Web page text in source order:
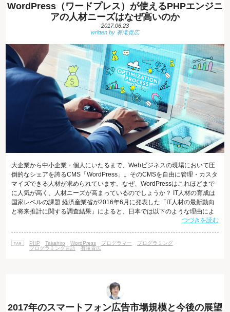
WordPress（ワードプレス）が使えるPHPエンジニ
アの人材ニーズはなぜ高いのか
2017.06.23
大企業から中小企業・個人にいたるまで、Webビジネスの現場において圧
倒的なシェアを誇るCMS「WordPress」。そのCMSを自由に管理・カスタ
マイズできる人材が求められています。なぜ、WordPressはこれほどまで
に人気が高く、人材ニーズが高まっているのでしょうか？ IT人材の育成は
国家レベルの課題 経済産業省が2016年6月に発表した「IT人材の最新動向
と将来推計に関する調査結果」によると、日本では以下のような理由によ
り、IT人材の不足が改めて問題となっています。 産業界で大型のIT関連投
やIoT等の新しい技術やサービスの登場 今後もIT利用の高度化や多様化が進
むことが予想されること 労働人口、特に若年人口が減少
つづきを読む
PHP Takahiro WordPress プログラマー
プログラミング
プログラミング言語
有滝貴広
2017年のスマートフォン広告市場規模と今後の展望